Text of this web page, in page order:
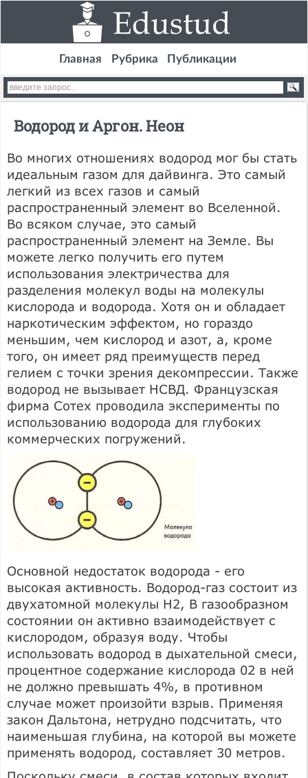
Главная Рубрика Публикации
Водород и Аргон. Неон
Во многих отношениях водород мог бы стать
идеальным газом для дайвинга. Это самый
легкий из всех газов и самый
распространенный элемент во Вселенной.
Во всяком случае, это самый
распространенный элемент на Земле. Вы
можете легко получить его путем
использования электричества для
разделения молекул воды на молекулы
кислорода и водорода. Хотя он и обладает
наркотическим эффектом, но гораздо
меньшим, чем кислород и азот, а, кроме
того, он имеет ряд преимуществ перед
гелием с точки зрения декомпрессии. Также
водород не вызывает НСВД. Французская
фирма Сотех проводила эксперименты по
использованию водорода для глубоких
коммерческих погружений.
Основной недостаток водорода - его
высокая активность. Водород-газ состоит из
двухатомной молекулы Н2, В газообразном
состоянии он активно взаимодействует с
кислородом, образуя воду. Чтобы
использовать водород в дыхательной смеси,
процентное содержание кислорода 02 в ней
не должно превышать 4%, в противном
случае может произойти взрыв. Применяя
закон Дальтона, нетрудно подсчитать, что
наименьшая глубина, на которой вы можете
применять водород, составляет 30 метров.